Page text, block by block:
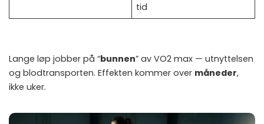
tid
Lange løp jobber på “bunnen” av VO2 max — utnyttelsen
og blodtransporten. Effekten kommer over måneder,
ikke uker.